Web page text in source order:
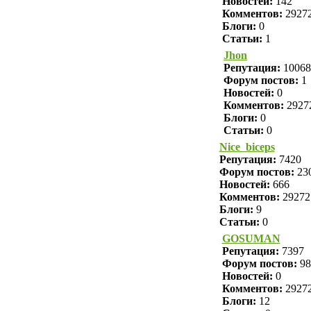
Комментов:
Блоги: 0
Статьи: 1
Jhon
Репутация: 10068
Форум постов: 1
Новостей: 0
Комментов:
Блоги: 0
Статьи: 0
Nice_biceps
Репутация: 7420
Форум постов:
Новостей: 666
Комментов: 29272
Блоги: 9
Статьи: 0
GOSUMAN
Репутация: 7397
Форум постов:
Новостей: 0
Комментов:
Блоги: 12